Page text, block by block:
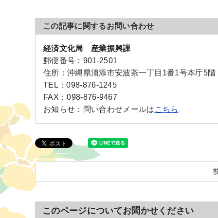
この記事に関するお問い合わせ
経済文化局 産業振興課
郵便番号： 901-2501
住所： 沖縄県浦添市安波茶一丁目1番1号本庁5階
TEL：098-876-1245
FAX：098-876-9467
お知らせ： 問い合わせメールは こちら
このページについてお聞かせください